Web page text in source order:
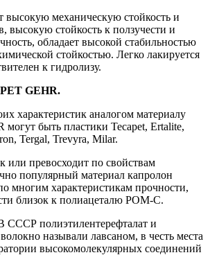
высокую механическую стойкость и
высокую стойкость к ползучести и
обладает высокой стабильностью
стойкостью. Легко лакируется
к гидролизу.
GEHR.
характеристик аналогом материалу
могут быть пластики Tecapet, Ertalite,
Tergal, Trevyra, Milar.
или превосходит по свойствам
популярный материал капролон
многим характеристикам прочности,
близок к полиацеталю POM-C.
СССР полиэтилентерефталат и
называли лавсаном, в честь места
высокомолекулярных соединений